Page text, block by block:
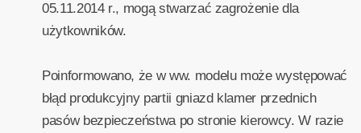
05.11.2014 r., mogą stwarzać zagrożenie dla
użytkowników.
Poinformowano, że w ww. modelu może występować
błąd produkcyjny partii gniazd klamer przednich
pasów bezpieczeństwa po stronie kierowcy. W razie